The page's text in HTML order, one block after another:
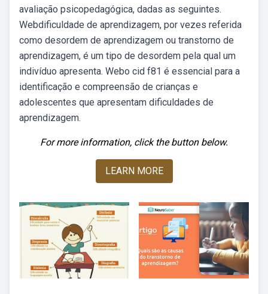
avaliação psicopedagógica, dadas as seguintes.
Webdificuldade de aprendizagem, por vezes referida
como desordem de aprendizagem ou transtorno de
aprendizagem, é um tipo de desordem pela qual um
indivíduo apresenta. Webo cid f81 é essencial para a
identificação e compreensão de crianças e
adolescentes que apresentam dificuldades de
aprendizagem.
For more information, click the button below.
LEARN MORE